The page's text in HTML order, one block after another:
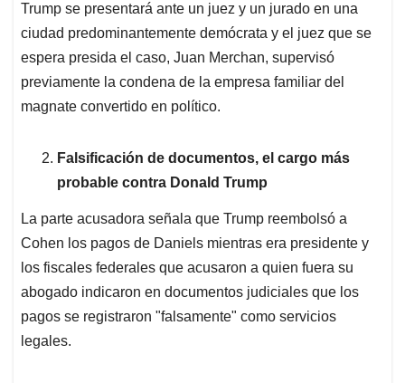
Trump se presentará ante un juez y un jurado en una
ciudad predominantemente demócrata y el juez que se
espera presida el caso, Juan Merchan, supervisó
previamente la condena de la empresa familiar del
magnate convertido en político.
Falsificación de documentos, el cargo más
probable contra Donald Trump
La parte acusadora señala que Trump reembolsó a
Cohen los pagos de Daniels mientras era presidente y
los fiscales federales que acusaron a quien fuera su
abogado indicaron en documentos judiciales que los
pagos se registraron "falsamente" como servicios
legales.